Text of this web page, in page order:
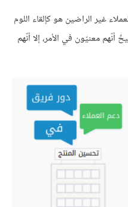
غير الراضين هو كإلقاء اللوم
معنيّون في الأمر، إلا أنّهم